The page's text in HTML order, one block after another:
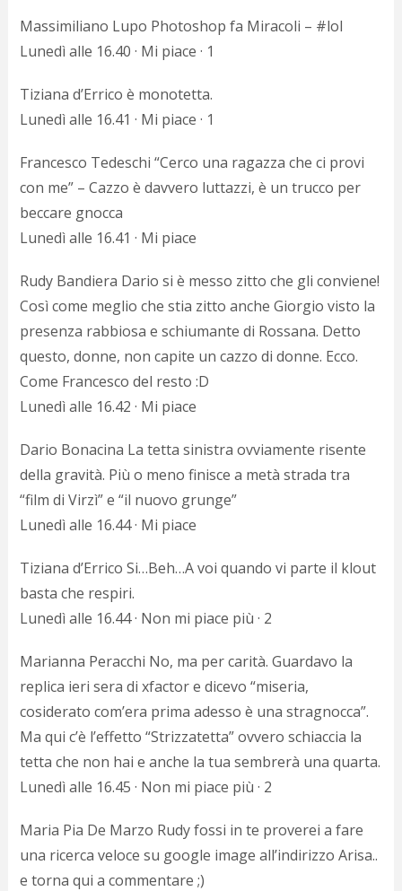
Massimiliano Lupo Photoshop fa Miracoli – #lol
Lunedì alle 16.40 · Mi piace · 1
Tiziana d’Errico è monotetta.
Lunedì alle 16.41 · Mi piace · 1
Francesco Tedeschi “Cerco una ragazza che ci provi
con me” – Cazzo è davvero luttazzi, è un trucco per
beccare gnocca
Lunedì alle 16.41 · Mi piace
Rudy Bandiera Dario si è messo zitto che gli conviene!
Così come meglio che stia zitto anche Giorgio visto la
presenza rabbiosa e schiumante di Rossana. Detto
questo, donne, non capite un cazzo di donne. Ecco.
Come Francesco del resto :D
Lunedì alle 16.42 · Mi piace
Dario Bonacina La tetta sinistra ovviamente risente
della gravità. Più o meno finisce a metà strada tra
“film di Virzì” e “il nuovo grunge”
Lunedì alle 16.44 · Mi piace
Tiziana d’Errico Si…Beh…A voi quando vi parte il klout
basta che respiri.
Lunedì alle 16.44 · Non mi piace più · 2
Marianna Peracchi No, ma per carità. Guardavo la
replica ieri sera di xfactor e dicevo “miseria,
cosiderato com’era prima adesso è una stragnocca”.
Ma qui c’è l’effetto “Strizzatetta” ovvero schiaccia la
tetta che non hai e anche la tua sembrerà una quarta.
Lunedì alle 16.45 · Non mi piace più · 2
Maria Pia De Marzo Rudy fossi in te proverei a fare
una ricerca veloce su google image all’indirizzo Arisa..
e torna qui a commentare ;)